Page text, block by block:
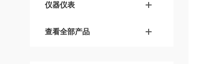
仪器仪表
查看全部产品